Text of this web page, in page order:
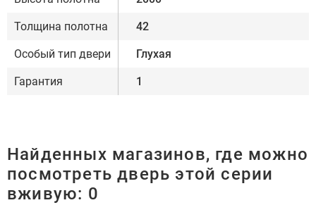
Толщина полотна 42
Особый тип двери Глухая
Гарантия 1
Найденных магазинов, где можно
посмотреть дверь этой серии
вживую: 0